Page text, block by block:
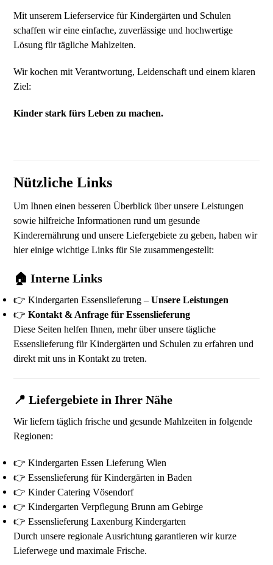
Mit unserem Lieferservice für Kindergärten und Schulen
schaffen wir eine einfache, zuverlässige und hochwertige
Lösung für tägliche Mahlzeiten.
Wir kochen mit Verantwortung, Leidenschaft und einem klaren
Ziel:
Kinder stark fürs Leben zu machen.
Nützliche Links
Um Ihnen einen besseren Überblick über unsere Leistungen
sowie hilfreiche Informationen rund um gesunde
Kinderernährung und unsere Liefergebiete zu geben, haben wir
hier einige wichtige Links für Sie zusammengestellt:
🏠 Interne Links
👉 Kindergarten Essenslieferung –Unsere Leistungen
👉Kontakt & Anfrage für Essenslieferung
Diese Seiten helfen Ihnen, mehr über unsere tägliche
Essenslieferung für Kindergärten und Schulen zu erfahren und
direkt mit uns in Kontakt zu treten.
📍 Liefergebiete in Ihrer Nähe
Wir liefern täglich frische und gesunde Mahlzeiten in folgende
Regionen:
👉 Kindergarten Essen Lieferung Wien
👉 Essenslieferung für Kindergärten in Baden
👉 Kinder Catering Vösendorf
👉 Kindergarten Verpflegung Brunn am Gebirge
👉 Essenslieferung Laxenburg Kindergarten
Durch unsere regionale Ausrichtung garantieren wir kurze
Lieferwege und maximale Frische.